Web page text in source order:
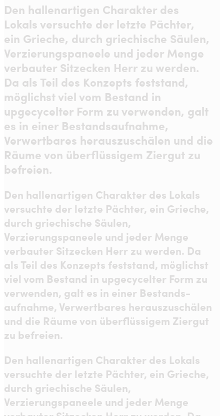
Den hallenartigen Charakter des
Lokals versuchte der letzte Pächter,
ein Grieche, durch griechische Säulen,
Verzierungspaneele und jeder Menge
verbauter Sitzecken Herr zu werden.
Da als Teil des Konzepts feststand,
möglichst viel vom Bestand in
upgecycelter Form zu verwenden, galt
es in einer Bestandsaufnahme,
Verwertbares herauszuschälen und die
Räume von überflüssigem Ziergut zu
befreien.
Den hallenartigen Charakter des Lokals
versuchte der letzte Pächter, ein Grieche,
durch griechische Säulen,
Verzierungspaneele und jeder Menge
verbauter Sitzecken Herr zu werden. Da
als Teil des Konzepts feststand, möglichst
viel vom Bestand in upgecycelter Form zu
verwenden, galt es in einer Bestands-
aufnahme, Verwertbares herauszuschälen
und die Räume von überflüssigem Ziergut
zu befreien.
Den hallenartigen Charakter des Lokals
versuchte der letzte Pächter, ein Grieche,
durch griechische Säulen,
Verzierungspaneele und jeder Menge